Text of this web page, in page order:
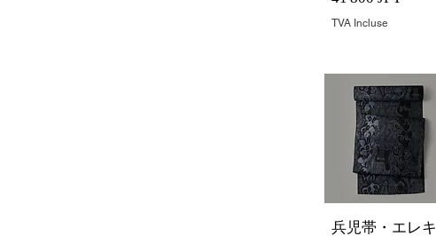
TVA Incluse
Aperçu rapide
兵児帯・エレキ